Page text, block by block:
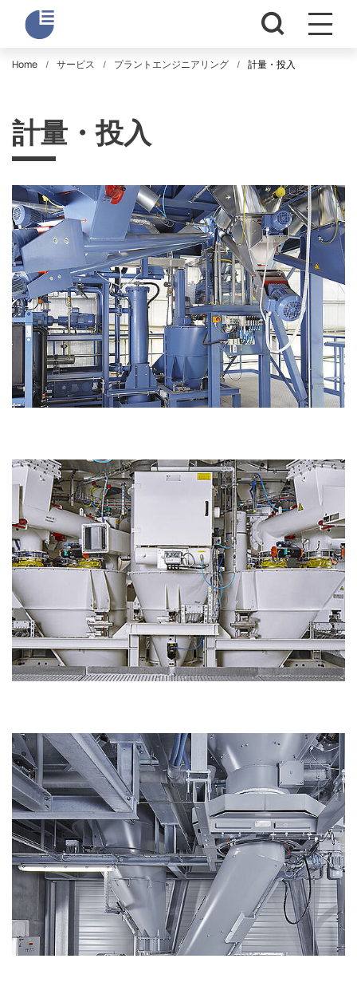
Home サービス プラントエンジニアリング 計量・投入
計量・投入